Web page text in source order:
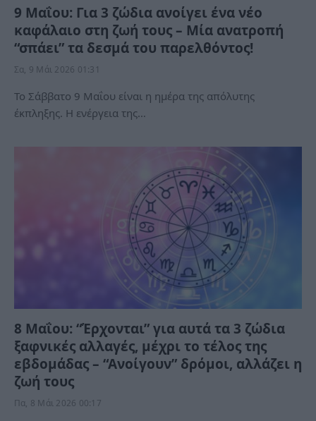
9 Μαΐου: Για 3 ζώδια ανοίγει ένα νέο
καφάλαιο στη ζωή τους – Μία ανατροπή
“σπάει” τα δεσμά του παρελθόντος!
Σα, 9 Μάι 2026 01:31
Το Σάββατο 9 Μαΐου είναι η ημέρα της απόλυτης
έκπληξης. Η ενέργεια της…
8 Μαΐου: “Έρχονται” για αυτά τα 3 ζώδια
ξαφνικές αλλαγές, μέχρι το τέλος της
εβδομάδας – “Ανοίγουν” δρόμοι, αλλάζει η
ζωή τους
Πα, 8 Μάι 2026 00:17